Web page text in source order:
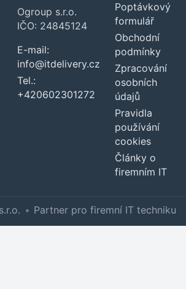
Ogroup s.r.o.
IČO: 24845124
E-mail:
info@itdelivery.cz
Tel.:
+420602301272
Poptávkový
formulář
Obchodní
podmínky
Zpracování
osobních
údajů
Pravidla
používání
cookies
Články o
firemním IT
• Partner pro firemní IT techniku